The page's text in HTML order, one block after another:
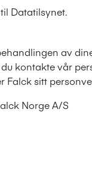
Datatilsynet.
av
kontakte vår
Falck sitt
Norge A/S